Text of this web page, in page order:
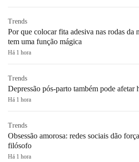
Trends
Por que colocar fita adesiva nas rodas da
tem uma função mágica
Há 1 hora
Trends
Depressão pós-parto também pode afetar
Há 1 hora
Trends
Obsessão amorosa: redes sociais dão
filósofo
Há 1 hora